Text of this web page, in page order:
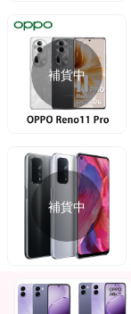
補貨中
補貨中